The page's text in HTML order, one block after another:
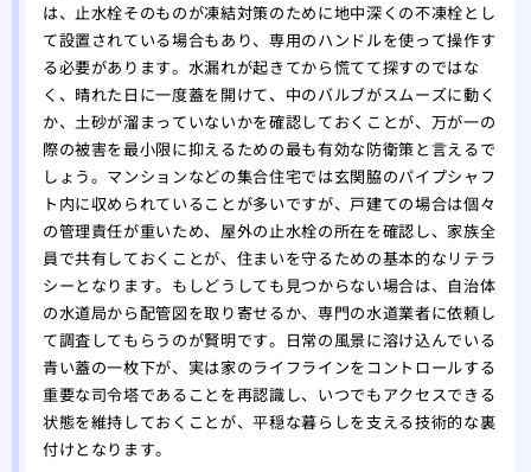
は、止水栓そのものが凍結対策のために地中深くの不凍栓とし
て設置されている場合もあり、専用のハンドルを使って操作す
る必要があります。水漏れが起きてから慌てて探すのではな
く、晴れた日に一度蓋を開けて、中のバルブがスムーズに動く
か、土砂が溜まっていないかを確認しておくことが、万が一の
際の被害を最小限に抑えるための最も有効な防衛策と言えるで
しょう。マンションなどの集合住宅では玄関脇のパイプシャフ
ト内に収められていることが多いですが、戸建ての場合は個々
の管理責任が重いため、屋外の止水栓の所在を確認し、家族全
員で共有しておくことが、住まいを守るための基本的なリテラ
シーとなります。もしどうしても見つからない場合は、自治体
の水道局から配管図を取り寄せるか、専門の水道業者に依頼し
て調査してもらうのが賢明です。日常の風景に溶け込んでいる
青い蓋の一枚下が、実は家のライフラインをコントロールする
重要な司令塔であることを再認識し、いつでもアクセスできる
状態を維持しておくことが、平穏な暮らしを支える技術的な裏
付けとなります。